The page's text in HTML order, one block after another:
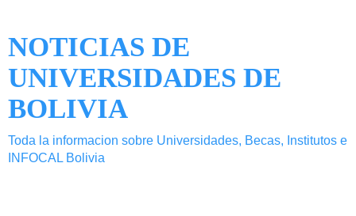
NOTICIAS DE
UNIVERSIDADES DE
BOLIVIA
Toda la informacion sobre Universidades, Becas, Institutos e
INFOCAL Bolivia